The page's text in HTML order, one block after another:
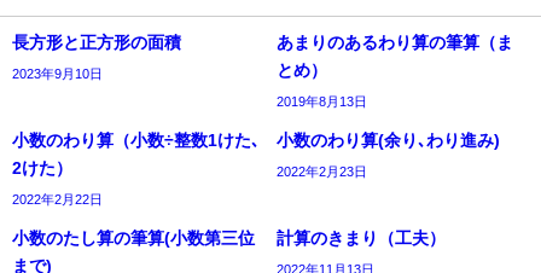
長方形と正方形の面積
2023年9月10日
あまりのあるわり算の筆算（ま
とめ）
2019年8月13日
小数のわり算（小数÷整数1けた､
2けた）
2022年2月22日
小数のわり算(余り､わり進み)
2022年2月23日
小数のたし算の筆算(小数第三位
まで)
計算のきまり（工夫）
2022年11月13日